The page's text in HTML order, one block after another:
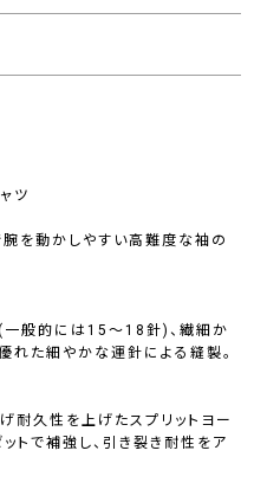
ツ
を動かしやすい高難度な袖の
般的には15〜18針)、繊細か
れた細やかな運針による縫製。
耐久性を上げたスプリットヨー
トで補強し、引き裂き耐性をア